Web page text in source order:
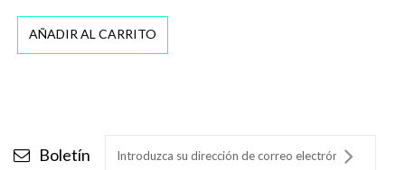
AÑADIR AL CARRITO
Boletín